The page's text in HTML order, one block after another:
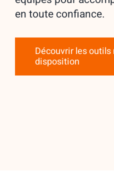
en toute confiance.
Découvrir les
disposition